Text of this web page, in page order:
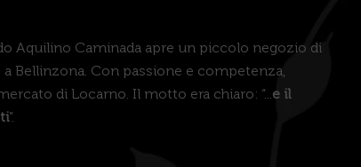
Aquilino Caminada apre un piccolo negozio di
Bellinzona. Con passione e competenza,
di Locarno. Il motto era chiaro: “... e il
”.